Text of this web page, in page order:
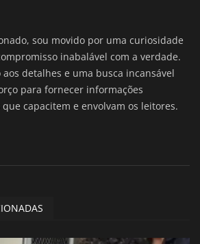
sou movido por uma curiosidade
inabalável com a verdade.
detalhes e uma busca incansável
para fornecer informações
capacitem e envolvam os leitores.